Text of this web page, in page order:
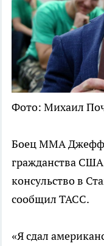
Фото: Михаил
Боец ММА Джефф
гражданства США
консульство в
сообщил ТАСС.
«Я сдал